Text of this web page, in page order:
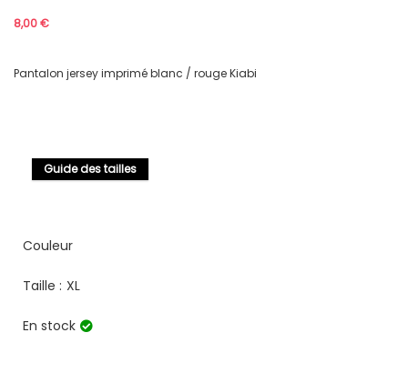
8,00€
Pantalon jersey imprimé blanc / rouge Kiabi
Guide des tailles
Couleur
Taille : XL
En stock